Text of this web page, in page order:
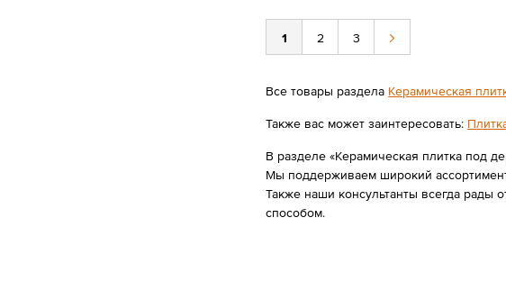
1 2 3
Все товары раздела Керамическая
Также вас может заинтересовать:
В разделе «Керамическая плитка под
Мы поддерживаем широкий
Также наши консультанты всегда
способом.